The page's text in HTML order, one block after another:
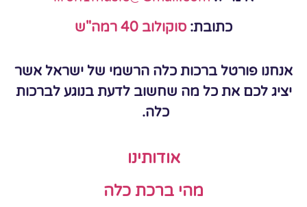
כתובת: סוקולוב 40 רמה"ש
אנחנו פורטל ברכות כלה הרשמי של ישראל אשר
יציג לכם את כל מה שחשוב לדעת בנוגע לברכות
כלה.
אודותינו
מהי ברכת כלה